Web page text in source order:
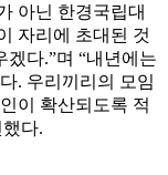
아닌 한경국립대
자리에 초대된 것
다.”며 “내년에는
. 우리끼리의 모임
이 확산되도록 적
다.